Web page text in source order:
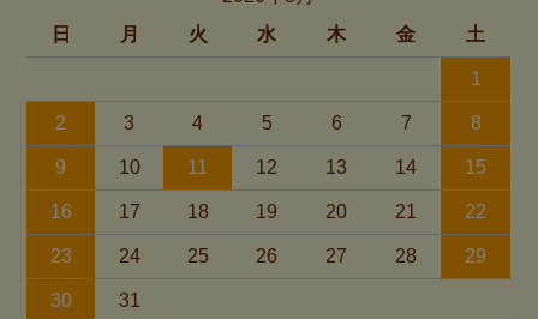
日
月 火 水 木 金 土
1
2 3 4 5 6 7 8
9 10 11 12 13 14 15
16 17 18 19 20 21 22
23 24 25 26 27 28 29
30 31